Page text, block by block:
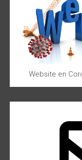
Website en